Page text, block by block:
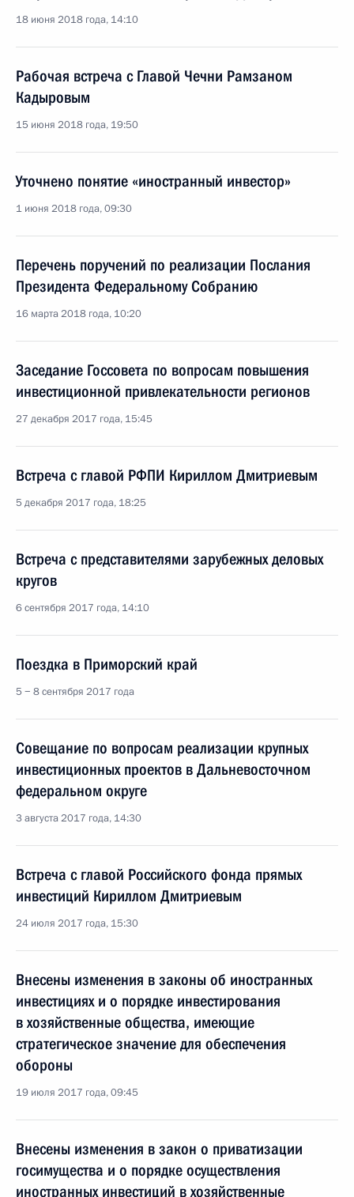
18 июня 2018 года, 14:10
Рабочая встреча с Главой Чечни Рамзаном
Кадыровым
15 июня 2018 года, 19:50
Уточнено понятие «иностранный инвестор»
1 июня 2018 года, 09:30
Перечень поручений по реализации Послания
Президента Федеральному Собранию
16 марта 2018 года, 10:20
Заседание Госсовета по вопросам повышения
инвестиционной привлекательности регионов
27 декабря 2017 года, 15:45
Встреча с главой РФПИ Кириллом Дмитриевым
5 декабря 2017 года, 18:25
Встреча с представителями зарубежных деловых
кругов
6 сентября 2017 года, 14:10
Поездка в Приморский край
5 − 8 сентября 2017 года
Совещание по вопросам реализации крупных
инвестиционных проектов в Дальневосточном
федеральном округе
3 августа 2017 года, 14:30
Встреча с главой Российского фонда прямых
инвестиций Кириллом Дмитриевым
24 июля 2017 года, 15:30
Внесены изменения в законы об иностранных
инвестициях и о порядке инвестирования
в хозяйственные общества, имеющие
стратегическое значение для обеспечения
обороны
19 июля 2017 года, 09:45
Внесены изменения в закон о приватизации
госимущества и о порядке осуществления
иностранных инвестиций в хозяйственные